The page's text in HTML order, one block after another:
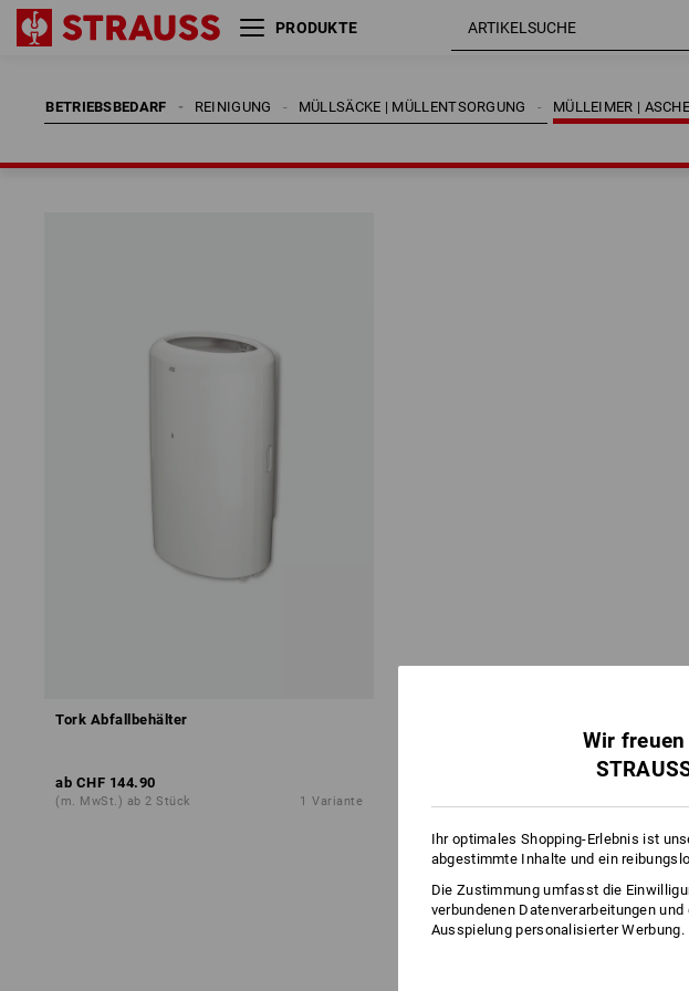
PRODUKTE
BETRIEBSBEDARF MÜLLEIMER |
MÜLLSÄCKE | MÜLLENTSORGUNG
REINIGUNG
BETRIEBSBEDARF MÜLLEIMER |
MÜLLSÄCKE | MÜLLENTSORGUNG
REINIGUNG
Tork Abfallbehälter
ab CHF 144.90
(m. MwSt.) ab 2 Stück 1 Variante
Wir
Ihr optimales Shopping-Erlebnis ist
abgestimmte Inhalte und ein
Die Zustimmung umfasst die
verbundenen Datenverarbeitungen
Ausspielung personalisierter Werbung.